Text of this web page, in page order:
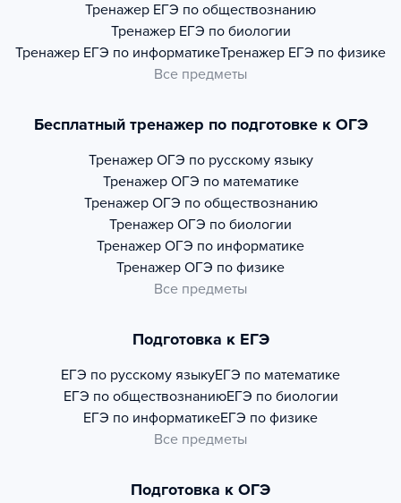
Тренажер ЕГЭ по обществознанию
Тренажер ЕГЭ по биологии
Тренажер ЕГЭ по информатикеТренажер ЕГЭ по физике
Все предметы
Бесплатный тренажер по подготовке к ОГЭ
Тренажер ОГЭ по русскому языку
Тренажер ОГЭ по математике
Тренажер ОГЭ по обществознанию
Тренажер ОГЭ по биологии
Тренажер ОГЭ по информатике
Тренажер ОГЭ по физике
Все предметы
Подготовка к ЕГЭ
ЕГЭ по русскому языкуЕГЭ по математике
ЕГЭ по обществознаниюЕГЭ по биологии
ЕГЭ по информатикеЕГЭ по физике
Все предметы
Подготовка к ОГЭ